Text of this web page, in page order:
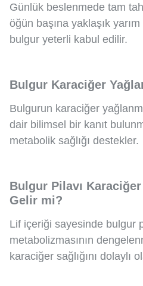
Günlük beslenmede tam
öğün başına yaklaşık
bulgur yeterli kabul edilir.
Bulgur Karaciğer
Bulgurun karaciğer
dair bilimsel bir kanıt
metabolik sağlığı destekler.
Bulgur Pilavı
Gelir mi?
Lif içeriği sayesinde bulgur
metabolizmasının
karaciğer sağlığını dolaylı